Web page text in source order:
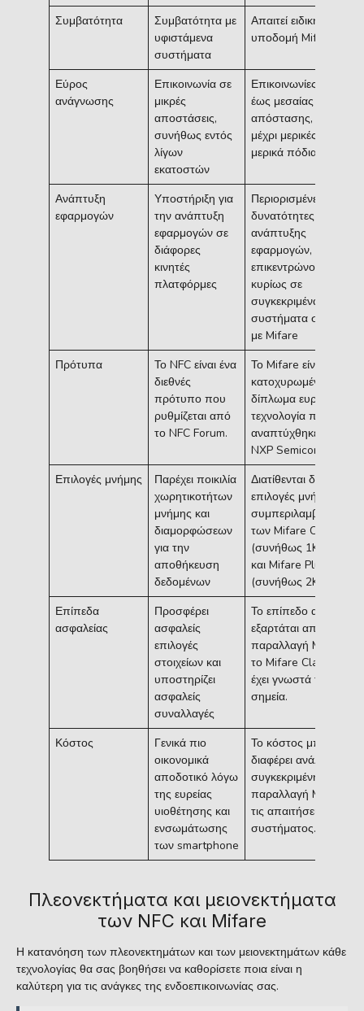
Συμβατότητα
Συμβατότητα με
υφιστάμενα
συστήματα
Απαιτεί ειδική
υποδομή Mifare
Εύρος
ανάγνωσης
Επικοινωνία σε
μικρές
αποστάσεις,
συνήθως εντός
λίγων
εκατοστών
Επικοινωνίες μικρής
έως μεσαίας
απόστασης, συνήθως
μέχρι μερικές ίντσες ή
μερικά πόδια
Ανάπτυξη
εφαρμογών
Υποστήριξη για
την ανάπτυξη
εφαρμογών σε
διάφορες
κινητές
πλατφόρμες
Περιορισμένες
δυνατότητες
ανάπτυξης
εφαρμογών, που
επικεντρώνονται
κυρίως σε
συγκεκριμένα
συστήματα συμβατά
με Mifare
Πρότυπα
Το NFC είναι ένα
διεθνές
πρότυπο που
ρυθμίζεται από
το NFC Forum.
Το Mifare είναι μια
κατοχυρωμένη με
δίπλωμα
τεχνολογία που
αναπτύχθηκε από την
NXP Semiconductors.
Επιλογές μνήμης
Παρέχει ποικιλία
χωρητικοτήτων
μνήμης και
διαμορφώσεων
για την
αποθήκευση
δεδομένων
Διατίθενται διάφορες
επιλογές μνήμης,
των Mifare Classic
(συνήθως 1KB ή 4KB)
και Mifare Plus
(συνήθως 2KB ή 4KB).
Επίπεδα
ασφαλείας
Προσφέρει
ασφαλείς
επιλογές
στοιχείων και
υποστηρίζει
ασφαλείς
συναλλαγές
Το επίπεδο ασφάλειας
εξαρτάται από την
παραλλαγή Mifare, με
το Mifare Classic να
έχει γνωστά τρωτά
σημεία.
Κόστος
Γενικά πιο
οικονομικά
αποδοτικό λόγω
της ευρείας
υιοθέτησης και
ενσωμάτωσης
των smartphone
Το κόστος μπορεί να
διαφέρει ανάλογα με
συγκεκριμένη
παραλλαγή Mifare και
τις απαιτήσεις του
συστήματος.
Πλεονεκτήματα και μειονεκτήματα
των NFC και Mifare
Η κατανόηση των πλεονεκτημάτων και των μειονεκτημάτων κάθε
τεχνολογίας θα σας βοηθήσει να καθορίσετε ποια είναι η
καλύτερη για τις ανάγκες της ενδοεπικοινωνίας σας.